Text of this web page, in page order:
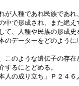
種であれ民族であれ
中で形成され、また絶
て、人種や民族の形成
ーターをどのように
このような遺伝子の存在
するにとどめる。
の成り立ち」Ｐ２４６